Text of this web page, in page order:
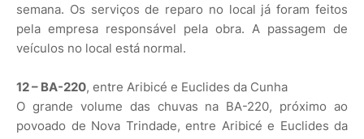
semana. Os serviços de reparo no local já foram feitos
pela empresa responsável pela obra. A passagem de
veículos no local está normal.
12 – BA-220, entre Aribicé e Euclides da Cunha
O grande volume das chuvas na BA-220, próximo ao
povoado de Nova Trindade, entre Aribicé e Euclides da